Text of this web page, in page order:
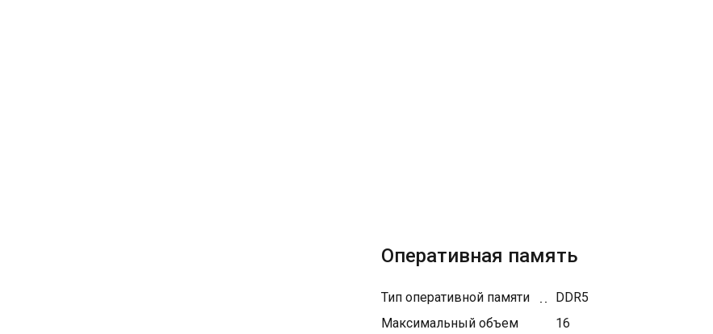
Оперативная память
Тип оперативной памяти
DDR5
Максимальный объем
16